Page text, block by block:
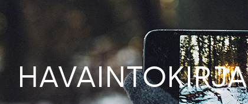
HAVAINTOKIRJA